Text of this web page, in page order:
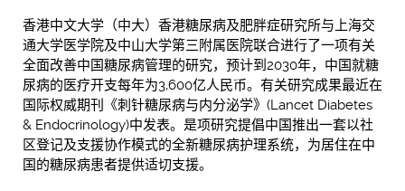
香港中文大学（中大）香港糖尿病及肥胖症研究所与上海交
通大学医学院及中山大学第三附属医院联合进行了一项有关
全面改善中国糖尿病管理的研究，预计到2030年，中国就糖
尿病的医疗开支每年为3,600亿人民币。有关研究成果最近在
国际权威期刊《刺针糖尿病与内分泌学》(Lancet Diabetes
& Endocrinology)中发表。是项研究提倡中国推出一套以社
区登记及支援协作模式的全新糖尿病护理系统，为居住在中
国的糖尿病患者提供适切支援。